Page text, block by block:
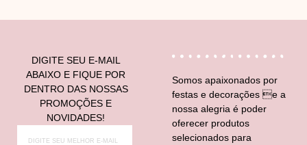
DIGITE SEU E-MAIL
ABAIXO E FIQUE POR
DENTRO DAS NOSSAS
PROMOÇÕES E
NOVIDADES!
Somos apaixonados por
festas e decorações e a
nossa alegria é poder
oferecer produtos
selecionados para